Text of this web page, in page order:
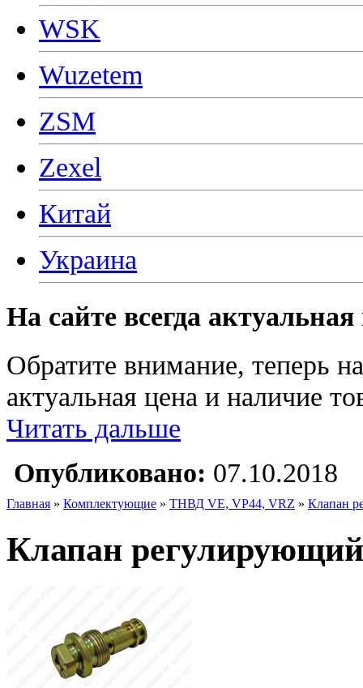
WSK
Wuzetem
ZSM
Zexel
Китай
Украина
На сайте всегда
Обратите внимание, теперь
актуальная цена и наличие
Читать дальше
Опубликовано: 07.10.2018
Главная » Комплектующие » ТНВД VE, VP44, VRZ » Клапан
Клапан регулирующий